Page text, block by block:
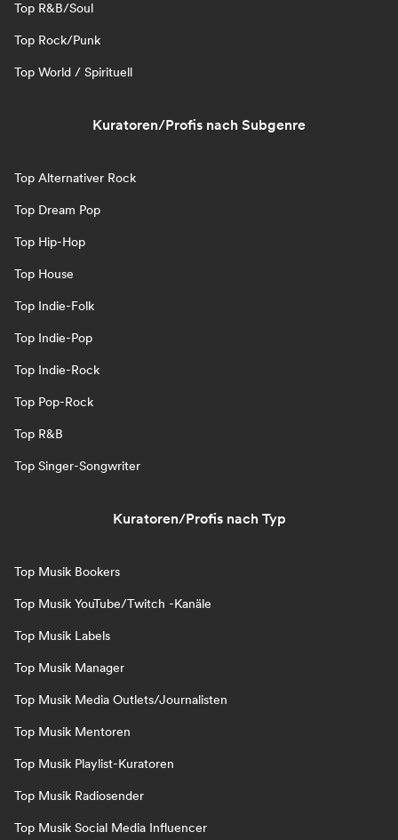
Top R&B/Soul
Top Rock/Punk
Top World / Spirituell
Kuratoren/Profis nach Subgenre
Top Alternativer Rock
Top Dream Pop
Top Hip-Hop
Top House
Top Indie-Folk
Top Indie-Pop
Top Indie-Rock
Top Pop-Rock
Top R&B
Top Singer-Songwriter
Kuratoren/Profis nach Typ
Top Musik Bookers
Top Musik YouTube/Twitch -Kanäle
Top Musik Labels
Top Musik Manager
Top Musik Media Outlets/Journalisten
Top Musik Mentoren
Top Musik Playlist-Kuratoren
Top Musik Radiosender
Top Musik Social Media Influencer